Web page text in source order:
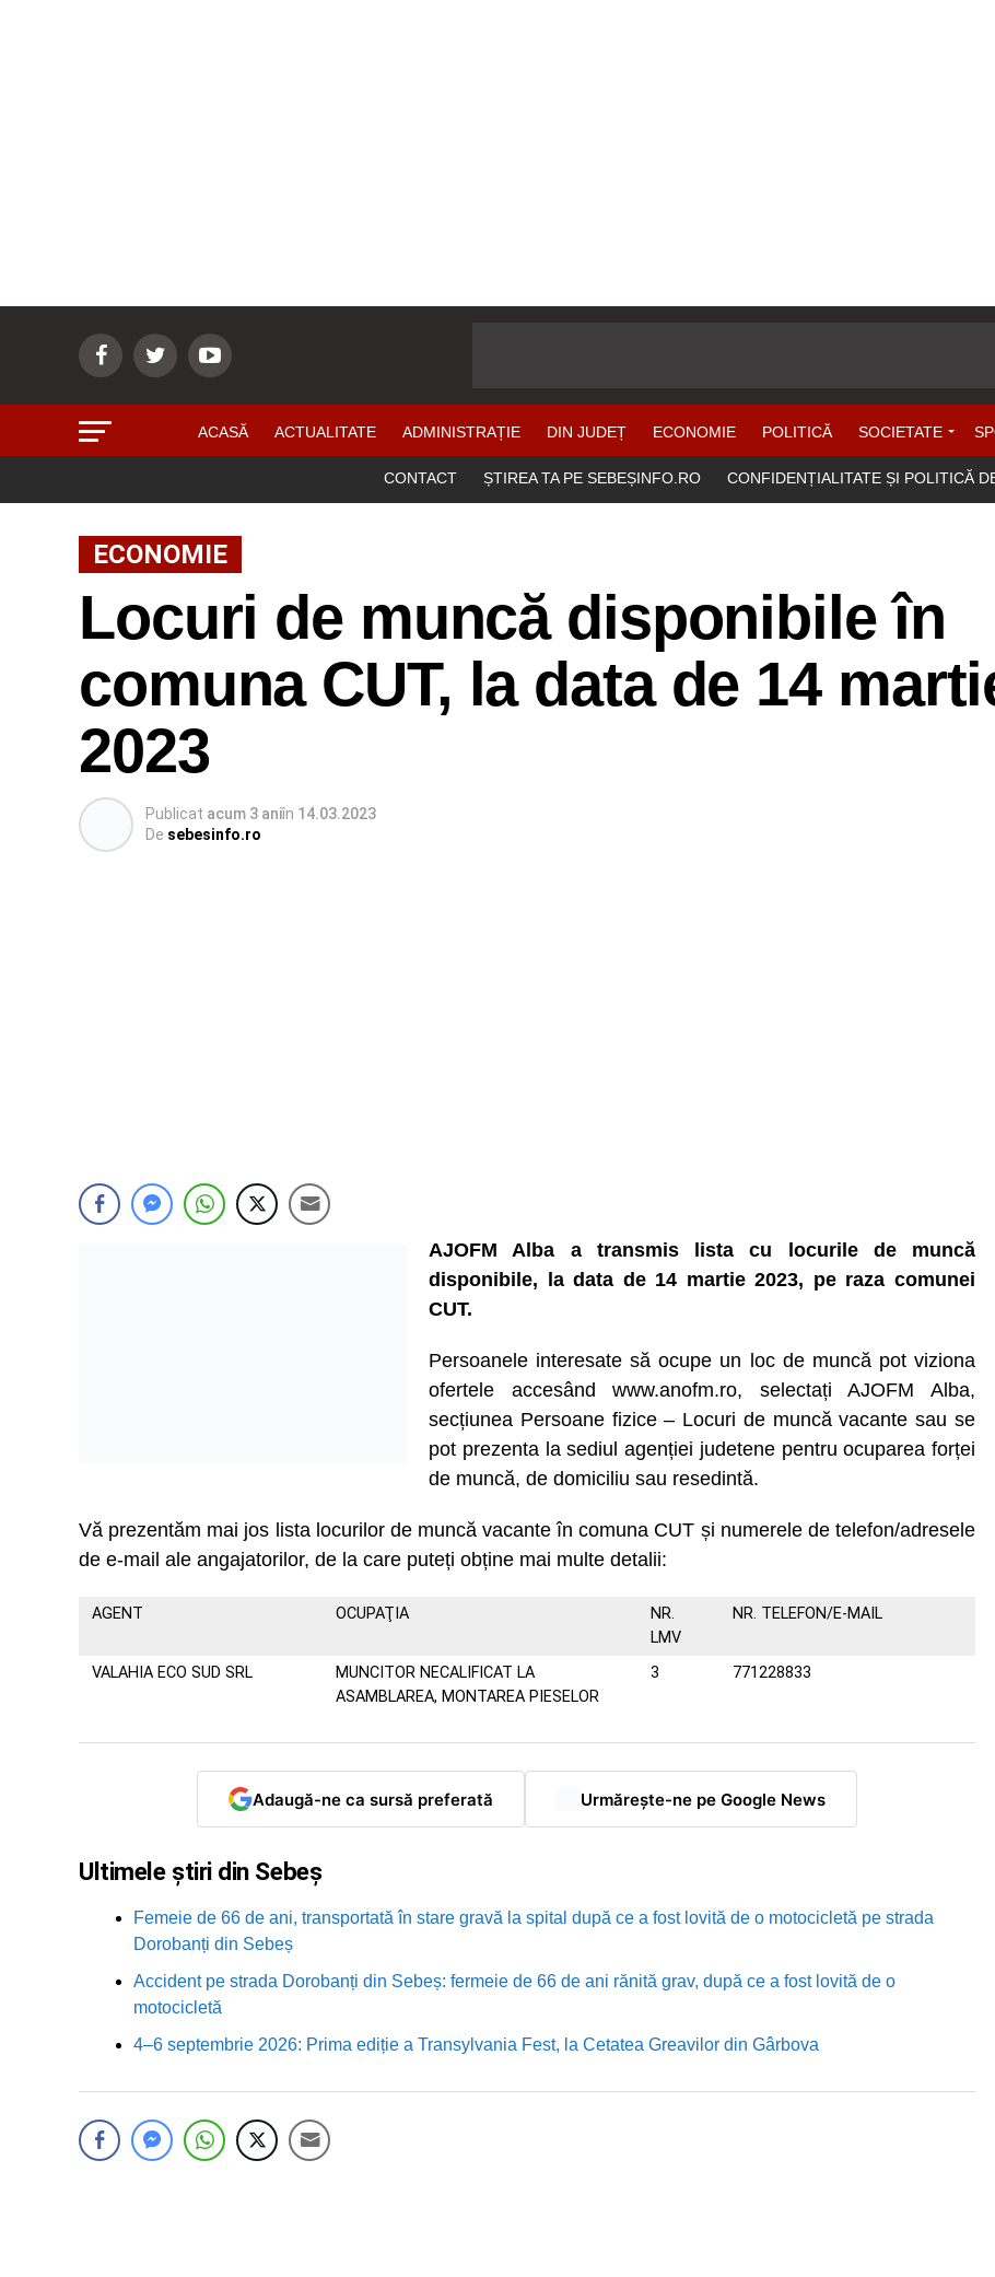
ACASĂ ACTUALITATE ADMINISTRAȚIE DIN JUDEȚ ECONOMIE POLITICĂ SOCIETATE
CONTACT ȘTIREA TA PE SEBEȘINFO.RO CONFIDENȚIALITATE ȘI POLITICĂ
ECONOMIE
Locuri de muncă disponibile în
comuna CUT, la data de 14
2023
Publicat acum 3 aniîn 14.03.2023
De sebesinfo.ro
AJOFM Alba a transmis lista cu locurile de muncă
disponibile, la data de 14 martie 2023, pe raza comunei
CUT.
Persoanele interesate să ocupe un loc de muncă pot viziona
ofertele accesând www.anofm.ro, selectați AJOFM Alba,
secțiunea Persoane fizice – Locuri de muncă vacante sau se
pot prezenta la sediul agenției judetene pentru ocuparea forței
de muncă, de domiciliu sau resedintă.
Vă prezentăm mai jos lista locurilor de muncă vacante în comuna CUT și numerele de telefon/adresele
de e-mail ale angajatorilor, de la care puteți obține mai multe detalii:
AGENT OCUPAŢIA
NR.
LMV
NR. TELEFON/E-MAIL
VALAHIA ECO SUD SRL
MUNCITOR NECALIFICAT LA
ASAMBLAREA, MONTAREA PIESELOR
3 771228833
Adaugă-ne ca sursă preferată Urmărește-ne pe Google News
Ultimele știri din Sebeș
Femeie de 66 de ani, transportată în stare gravă la spital după ce a fost lovită de o motocicletă pe strada
Dorobanți din Sebeș
Accident pe strada Dorobanți din Sebeș: fermeie de 66 de ani rănită grav, după ce a fost lovită de o
motocicletă
4–6 septembrie 2026: Prima ediție a Transylvania Fest, la Cetatea Greavilor din Gârbova